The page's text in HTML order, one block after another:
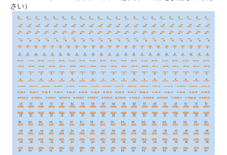
さい）